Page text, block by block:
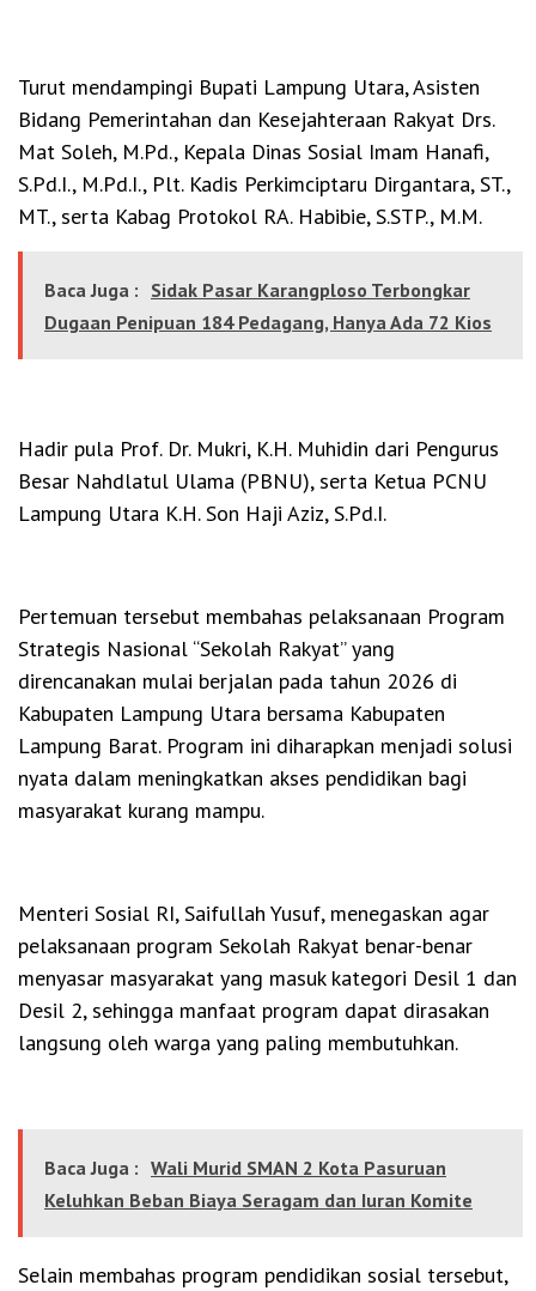
Turut mendampingi Bupati Lampung Utara, Asisten
Bidang Pemerintahan dan Kesejahteraan Rakyat Drs.
Mat Soleh, M.Pd., Kepala Dinas Sosial Imam Hanafi,
S.Pd.I., M.Pd.I., Plt. Kadis Perkimciptaru Dirgantara, ST.,
MT., serta Kabag Protokol RA. Habibie, S.STP., M.M.
Baca Juga : Sidak Pasar Karangploso Terbongkar
Dugaan Penipuan 184 Pedagang, Hanya Ada 72 Kios
Hadir pula Prof. Dr. Mukri, K.H. Muhidin dari Pengurus
Besar Nahdlatul Ulama (PBNU), serta Ketua PCNU
Lampung Utara K.H. Son Haji Aziz, S.Pd.I.
Pertemuan tersebut membahas pelaksanaan Program
Strategis Nasional “Sekolah Rakyat” yang
direncanakan mulai berjalan pada tahun 2026 di
Kabupaten Lampung Utara bersama Kabupaten
Lampung Barat. Program ini diharapkan menjadi solusi
nyata dalam meningkatkan akses pendidikan bagi
masyarakat kurang mampu.
Menteri Sosial RI, Saifullah Yusuf, menegaskan agar
pelaksanaan program Sekolah Rakyat benar-benar
menyasar masyarakat yang masuk kategori Desil 1 dan
Desil 2, sehingga manfaat program dapat dirasakan
langsung oleh warga yang paling membutuhkan.
Baca Juga : Wali Murid SMAN 2 Kota Pasuruan
Keluhkan Beban Biaya Seragam dan Iuran Komite
Selain membahas program pendidikan sosial tersebut,